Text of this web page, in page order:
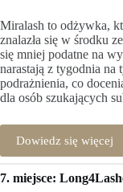
Miralash to odżywka,
znalazła się w środku
się mniej podatne na
narastają z tygodnia
podrażnienia, co
dla osób szukających
Dowiedz się więcej
7. miejsce: